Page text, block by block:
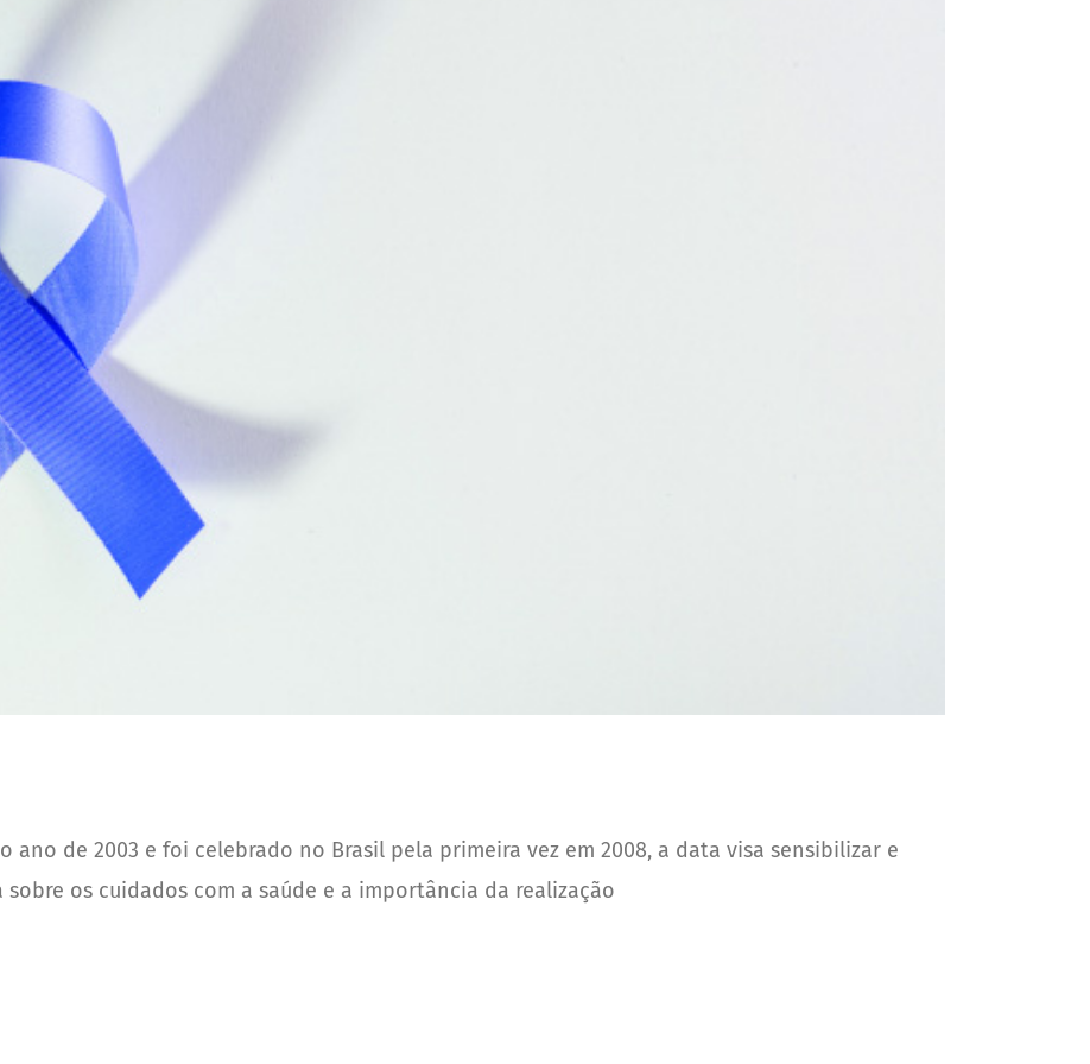
ano de 2003 e foi celebrado no Brasil pela primeira vez em 2008, a data visa sensibilizar e
os cuidados com a saúde e a importância da realização